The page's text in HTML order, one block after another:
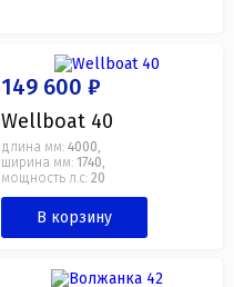
149 600 ₽
Wellboat 40
длина мм: 4000
ширина мм: 1740
мощность л.с: 20
В корзину